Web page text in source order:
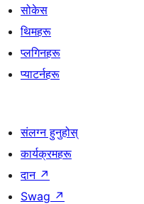
सोकेस
थिमहरू
प्लगिनहरू
प्याटर्नहरू
संलग्न हुनुहोस्
कार्यक्रमहरू
दान ↗
Swag ↗